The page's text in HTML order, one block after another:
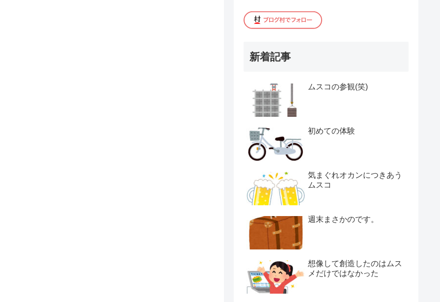
新着記事
ムスコの参観(笑)
初めての体験
気まぐれオカンにつきあう
ムスコ
週末まさかのです。
想像して創造したのはムス
メだけではなかった